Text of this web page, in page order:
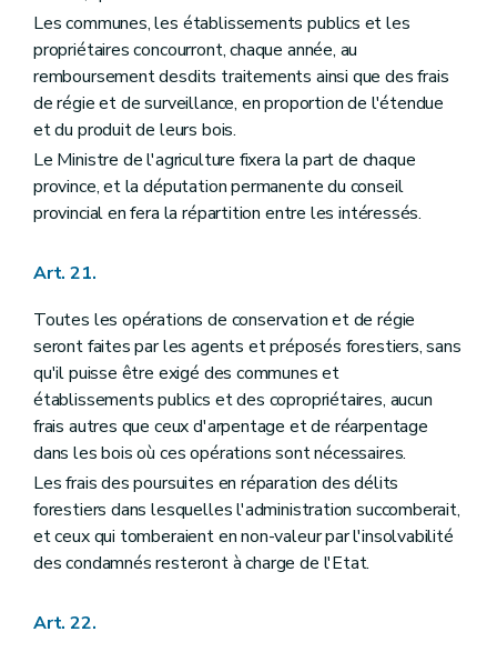
Les communes, les établissements publics et les
propriétaires concourront, chaque année, au
remboursement desdits traitements ainsi que des frais
de régie et de surveillance, en proportion de l'étendue
et du produit de leurs bois.
Le Ministre de l'agriculture fixera la part de chaque
province, et la députation permanente du conseil
provincial en fera la répartition entre les intéressés.
Art. 21.
Toutes les opérations de conservation et de régie
seront faites par les agents et préposés forestiers, sans
qu'il puisse être exigé des communes et
établissements publics et des copropriétaires, aucun
frais autres que ceux d'arpentage et de réarpentage
dans les bois où ces opérations sont nécessaires.
Les frais des poursuites en réparation des délits
forestiers dans lesquelles l'administration succomberait,
et ceux qui tomberaient en non-valeur par l'insolvabilité
des condamnés resteront à charge de l'Etat.
Art. 22.